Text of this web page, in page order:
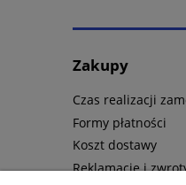
Zakupy
Czas realizacji
Formy płatności
Koszt dostawy
Reklamacje i